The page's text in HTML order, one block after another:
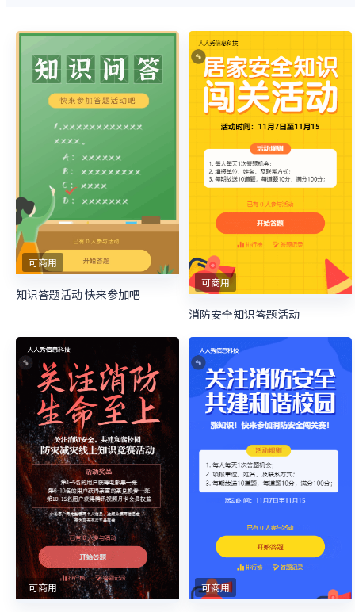
可商用
知识答题活动 快来参加吧
可商用
消防安全知识答题活动
可商用 可商用